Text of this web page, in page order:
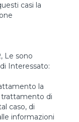
casi la
Le sono
Interessato:
la
trattamento di
caso, di
informazioni